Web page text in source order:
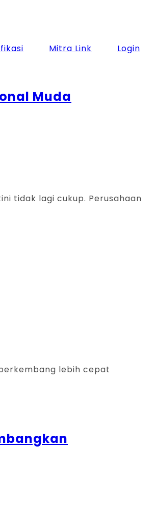
Mitra Link
Login
Muda
tidak lagi cukup. Perusahaan
lebih cepat